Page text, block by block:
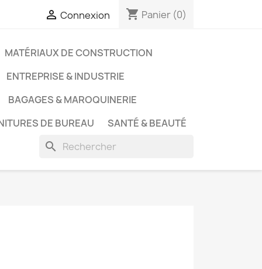
 Connexion shopping_cart Panier (0)
MATÉRIAUX DE CONSTRUCTION
ENTREPRISE & INDUSTRIE
BAGAGES & MAROQUINERIE
DE BUREAU SANTÉ & BEAUTÉ
search